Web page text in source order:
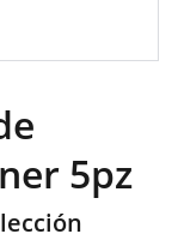
5pz